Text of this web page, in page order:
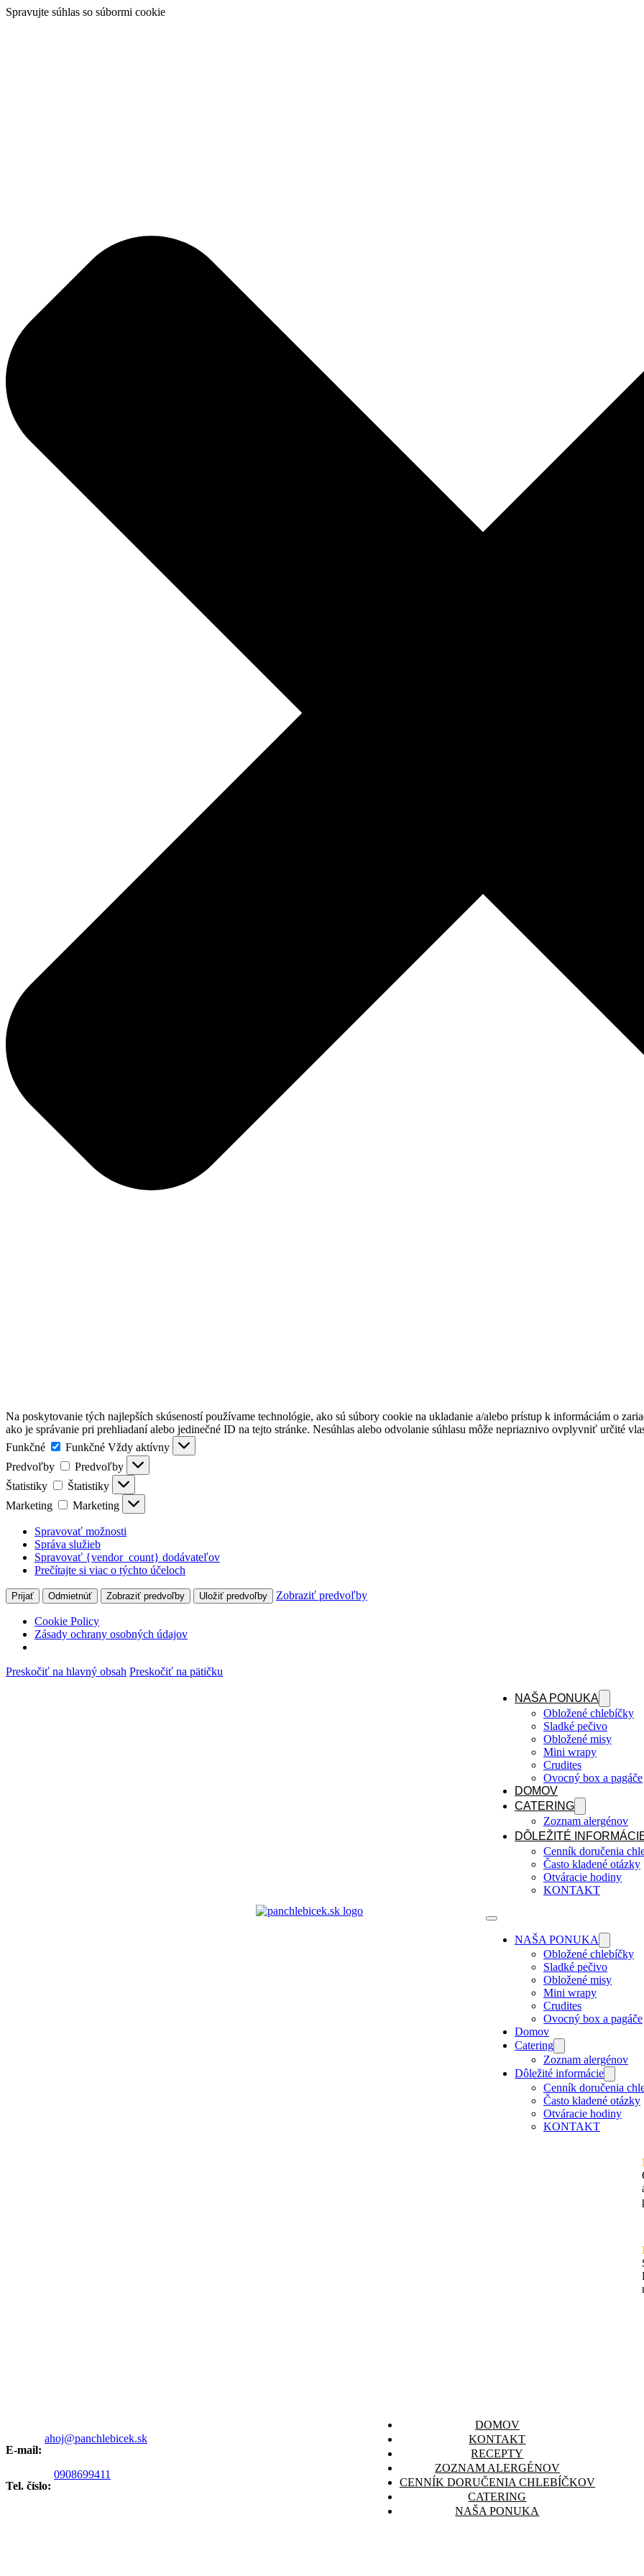
Spravujte súhlas so súbormi cookie
Na poskytovanie tých najlepších skúseností používame technológie, ako sú súbory cookie na ukladanie a/alebo prístup k informáciám o
ako je správanie pri prehliadaní alebo jedinečné ID na tejto stránke. Nesúhlas alebo odvolanie súhlasu môže nepriaznivo ovplyvniť určité
Funkčné
Funkčné Vždy aktívny
Predvoľby
Predvoľby
Štatistiky
Štatistiky
Marketing
Marketing
Spravovať možnosti
Správa služieb
Spravovať {vendor_count} dodávateľov
Prečítajte si viac o týchto účeloch
Prijať Odmietnúť Zobraziť predvoľby Uložiť predvoľby Zobraziť predvoľby
Cookie Policy
Zásady ochrany osobných údajov
Preskočiť na hlavný obsah Preskočiť na pätičku
NAŠA PONUKA
Obložené chlebíčky
Sladké pečivo
Obložené misy
Mini wrapy
Crudites
Ovocný box a pagáče
DOMOV
CATERING
Zoznam alergénov
DÔLEŽITÉ
Cenník doručenia
Často kladené otázky
Otváracie hodiny
KONTAKT
NAŠA PONUKA
Obložené chlebíčky
Sladké pečivo
Obložené misy
Mini wrapy
Crudites
Ovocný box a pagáče
Domov
Catering
Zoznam alergénov
Dôležité informácie
Cenník doručenia
Často kladené otázky
Otváracie hodiny
KONTAKT
E-mail:
ahoj@panchlebicek.sk
Tel. číslo:
0908699411
DOMOV
KONTAKT
RECEPTY
ZOZNAM ALERGÉNOV
CENNÍK DORUČENIA CHLEBÍČKOV
CATERING
NAŠA PONUKA